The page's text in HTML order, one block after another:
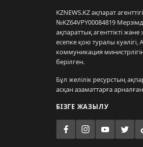
KZNEWS.KZ ақпарат
№KZ64VPY00084819
ақпараттық агенттікті
есепке қою туралы куәлігі,
коммуникация
берілген.
Бұл желілік ресурстың
асқан азаматтарға
БІЗГЕ ЖАЗЫЛУ